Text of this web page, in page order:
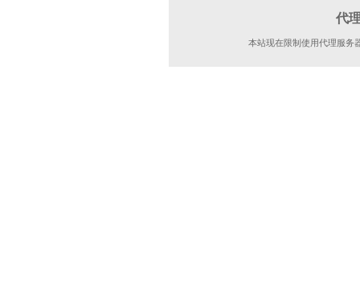
代
本站现在限制使用代理服务